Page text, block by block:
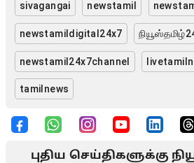
sivagangai newstamil
newstamildigital24x7
newstamil24x7channel
tamilnews
புதிய செய்திகளுக்கு